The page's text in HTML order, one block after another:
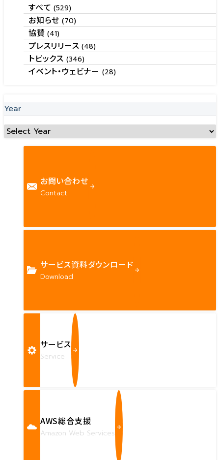
すべて(529)
お知らせ (70)
協賛(41)
プレスリリース(48)
トピックス (346)
イベント・ウェビナー (28)
Year
お問い合わせ
Contact
サービス資料ダウンロード
Download
サービス
Service
AWS総合支援
Amazon Web Services